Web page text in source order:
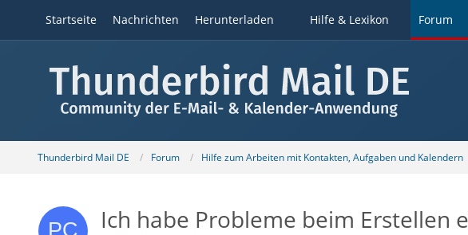
Startseite Nachrichten Herunterladen Hilfe & Lexikon Forum
Thunderbird Mail DE Forum Hilfe zum Arbeiten mit Kontakten, Aufgaben und Kalendern
Ich habe Probleme beim Erstellen